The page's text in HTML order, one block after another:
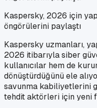
Kaspersky, 2026 için
öngörülerini paylaştı
Kaspersky uzmanları,
2026 itibarıyla siber
kullanıcılar hem de
dönüştürdüğünü ele
savunma kabiliyetlerini
tehdit aktörleri için yeni